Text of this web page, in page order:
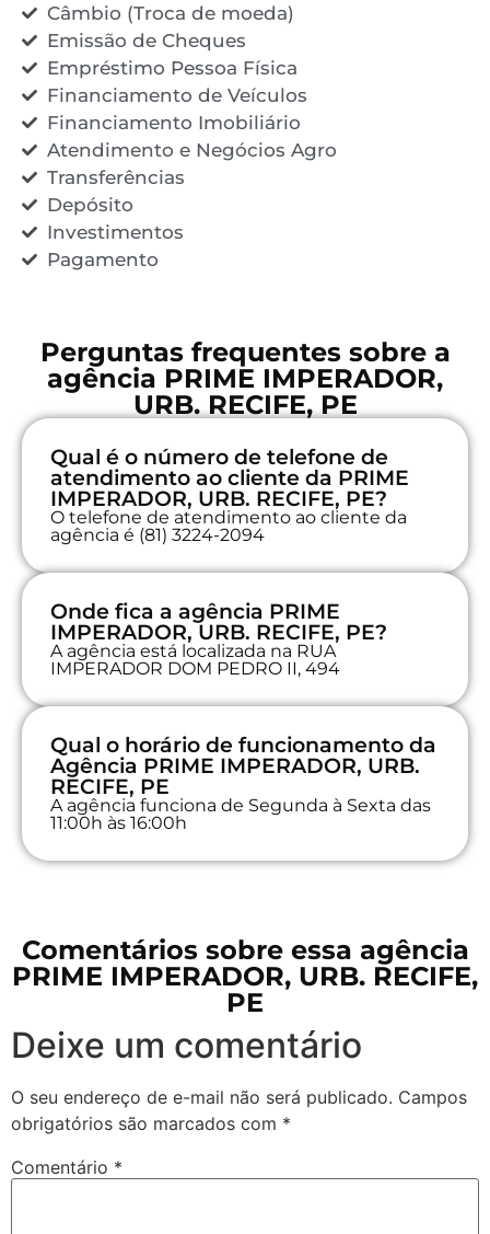
Câmbio (Troca de moeda)
Emissão de Cheques
Empréstimo Pessoa Física
Financiamento de Veículos
Financiamento Imobiliário
Atendimento e Negócios Agro
Transferências
Depósito
Investimentos
Pagamento
Perguntas frequentes sobre a
agência PRIME IMPERADOR,
URB. RECIFE, PE
Qual é o número de telefone de
atendimento ao cliente da PRIME
IMPERADOR, URB. RECIFE, PE?
O telefone de atendimento ao cliente da
agência é (81) 3224-2094
Onde fica a agência PRIME
IMPERADOR, URB. RECIFE, PE?
A agência está localizada na RUA
IMPERADOR DOM PEDRO II, 494
Qual o horário de funcionamento da
Agência PRIME IMPERADOR, URB.
RECIFE, PE
A agência funciona de Segunda à Sexta das
11:00h às 16:00h
Comentários sobre essa agência
PRIME IMPERADOR, URB. RECIFE,
PE
Deixe um comentário
O seu endereço de e-mail não será publicado. Campos
obrigatórios são marcados com *
Comentário *